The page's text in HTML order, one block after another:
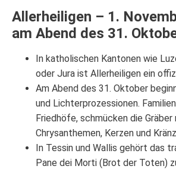
Allerheiligen – 1.
am Abend des 31.
In katholischen Kantonen wie
oder Jura ist Allerheiligen ein
Am Abend des 31. Oktober
und Lichterprozessionen.
Friedhöfe, schmücken die Gräber
Chrysanthemen, Kerzen und
In Tessin und Wallis gehört das
Pane dei Morti (Brot der Toten)